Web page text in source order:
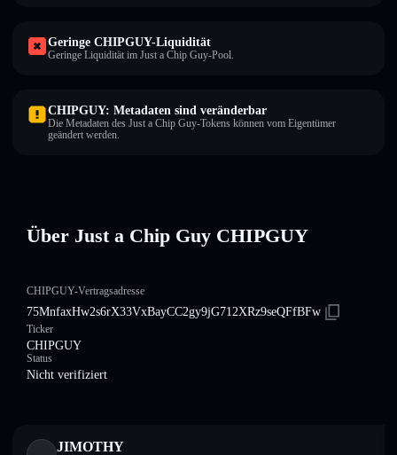
Geringe CHIPGUY-Liquidität
Geringe Liquidität im Just a Chip Guy-Pool.
CHIPGUY: Metadaten sind veränderbar
Die Metadaten des Just a Chip Guy-Tokens können vom Eigentümer
geändert werden.
Über Just a Chip Guy CHIPGUY
CHIPGUY-Vertragsadresse
75MnfaxHw2s6rX33VxBayCC2gy9jG712XRz9seQFfBFw
Ticker
CHIPGUY
Status
Nicht verifiziert
JIMOTHY